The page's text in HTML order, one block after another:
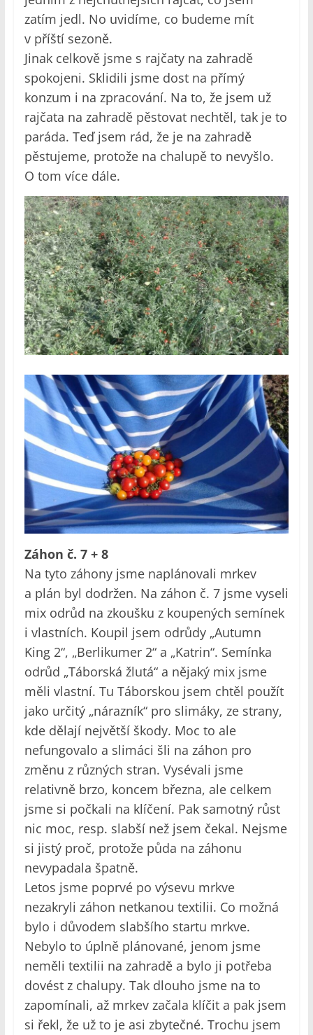
zatím jedl. No uvidíme, co budeme mít
v příští sezoně.
Jinak celkově jsme s rajčaty na zahradě
spokojeni. Sklidili jsme dost na přímý
konzum i na zpracování. Na to, že jsem už
rajčata na zahradě pěstovat nechtěl, tak je to
paráda. Teď jsem rád, že je na zahradě
pěstujeme, protože na chalupě to nevyšlo.
O tom více dále.
Záhon č. 7 + 8
Na tyto záhony jsme naplánovali mrkev
a plán byl dodržen. Na záhon č. 7 jsme vyseli
mix odrůd na zkoušku z koupených semínek
i vlastních. Koupil jsem odrůdy „Autumn
King 2“, „Berlikumer 2“ a „Katrin“. Semínka
odrůd „Táborská žlutá“ a nějaký mix jsme
měli vlastní. Tu Táborskou jsem chtěl použít
jako určitý „nárazník“ pro slimáky, ze strany,
kde dělají největší škody. Moc to ale
nefungovalo a slimáci šli na záhon pro
změnu z různých stran. Vysévali jsme
relativně brzo, koncem března, ale celkem
jsme si počkali na klíčení. Pak samotný růst
nic moc, resp. slabší než jsem čekal. Nejsme
si jistý proč, protože půda na záhonu
nevypadala špatně.
Letos jsme poprvé po výsevu mrkve
nezakryli záhon netkanou textilii. Co možná
bylo i důvodem slabšího startu mrkve.
Nebylo to úplně plánované, jenom jsme
neměli textilii na zahradě a bylo ji potřeba
dovést z chalupy. Tak dlouho jsme na to
zapomínali, až mrkev začala klíčit a pak jsem
si řekl, že už to je asi zbytečné. Trochu jsem